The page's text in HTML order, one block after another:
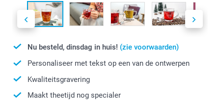
Nu besteld, dinsdag in huis! (zie voorwaarden)
Personaliseer met tekst op een van de ontwerpen
Kwaliteitsgravering
Maakt theetijd nog specialer